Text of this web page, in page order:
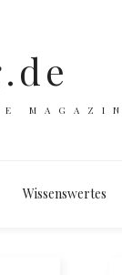
MAGAZIN
Wissenswertes